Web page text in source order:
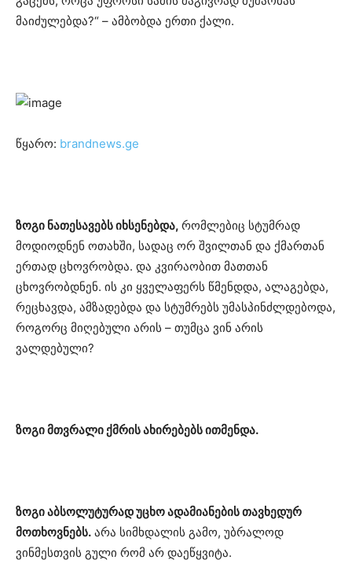
მაიძულებდა?“ – ამბობდა ერთი ქალი.
წყარო: brandnews.ge
ზოგი ნათესავებს იხსენებდა, რომლებიც სტუმრად
მოდიოდნენ ოთახში, სადაც ორ შვილთან და ქმართან
ერთად ცხოვრობდა. და კვირაობით მათთან
ცხოვრობდნენ. ის კი ყველაფერს წმენდდა, ალაგებდა,
რეცხავდა, ამზადებდა და სტუმრებს უმასპინძლდებოდა,
როგორც მიღებული არის – თუმცა ვინ არის
ვალდებული?
ზოგი მთვრალი ქმრის ახირებებს ითმენდა.
ზოგი აბსოლუტურად უცხო ადამიანების თავხედურ
მოთხოვნებს. არა სიმხდალის გამო, უბრალოდ
ვინმესთვის გული რომ არ დაეწყვიტა.